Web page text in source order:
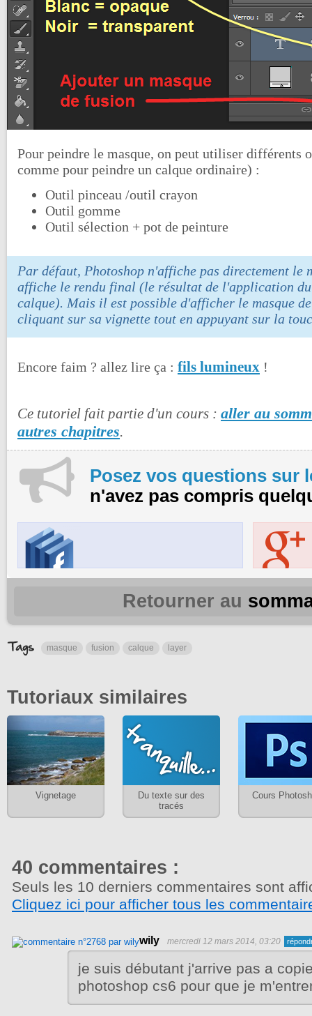
Pour peindre le masque, on peut utiliser différents
comme pour peindre un calque ordinaire) :
Outil pinceau /outil crayon
Outil gomme
Outil sélection + pot de peinture
Par défaut, Photoshop n'affiche pas directement le
affiche le rendu final (le résultat de l'application du
calque). Mais il est possible d'afficher le masque
cliquant sur sa vignette tout en appuyant sur la
Encore faim ? allez lire ça : fils lumineux !
Ce tutoriel fait partie d'un cours : aller au
autres chapitres.
Posez vos questions sur
n'avez pas compris
Retourner au
masque fusion calque layer
Tutoriaux similaires
Vignetage
Du texte sur des
tracés
Cours
40 commentaires :
Seuls les 10 derniers commentaires sont
Cliquez ici pour afficher tous les
wily mercredi 12 mars 2014, 03:20
je suis débutant j'arrive pas a
photoshop cs6 pour que je